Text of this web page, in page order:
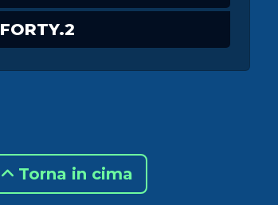
FORTY.2
Torna in cima